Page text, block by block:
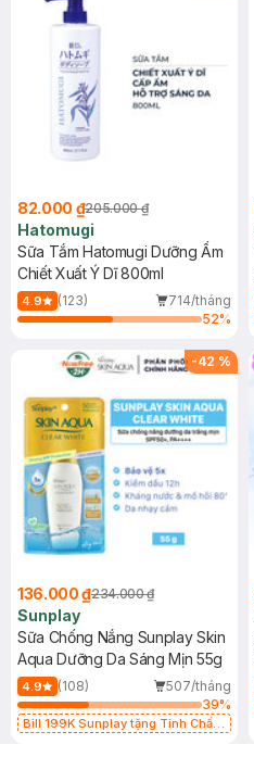
82.000 ₫205.000 ₫
Hatomugi
Sữa Tắm Hatomugi Dưỡng Ẩm
Chiết Xuất Ý Dĩ 800ml
4.9 (123)
714/tháng
52%
-42 %
136.000 ₫234.000 ₫
Sunplay
Sữa Chống Nắng Sunplay Skin
Aqua Dưỡng Da Sáng Mịn 55g
4.9 (108)
507/tháng
39%
Bill 199K Sunplay tặng Tinh Chất